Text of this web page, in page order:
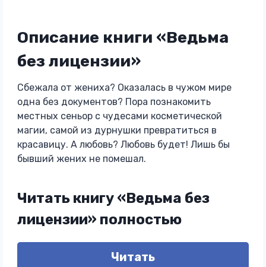
Описание книги «Ведьма
без лицензии»
Сбежала от жениха? Оказалась в чужом мире
одна без документов? Пора познакомить
местных сеньор с чудесами косметической
магии, самой из дурнушки превратиться в
красавицу. А любовь? Любовь будет! Лишь бы
бывший жених не помешал.
Читать книгу «Ведьма без
лицензии» полностью
Читать